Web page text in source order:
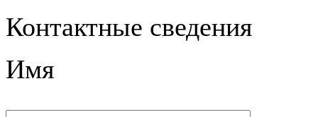
Контактные сведения
Имя